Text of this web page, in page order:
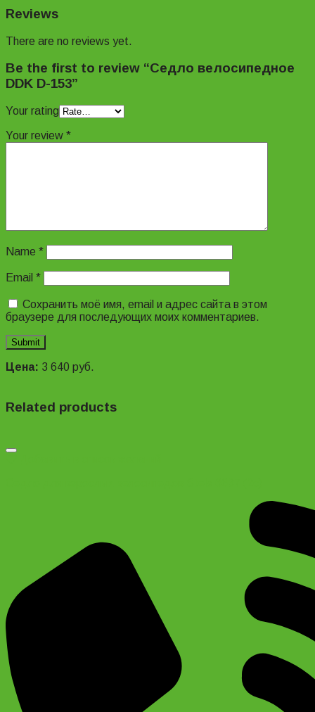
Reviews
There are no reviews yet.
Be the first to review “Седло велосипедное
DDK D-153”
Your rating
Your review *
Name *
Email *
Сохранить моё имя, email и адрес сайта в этом
браузере для последующих моих комментариев.
Цена: 3 640 руб.
Related products